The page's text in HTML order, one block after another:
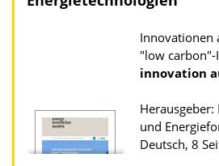
o
n
d
s
u
r
Innovationen
"low
innovation
und
Deutsch, 8